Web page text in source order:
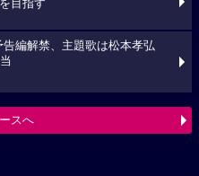
目指す
告編解禁、主題歌は松本孝弘
スへ